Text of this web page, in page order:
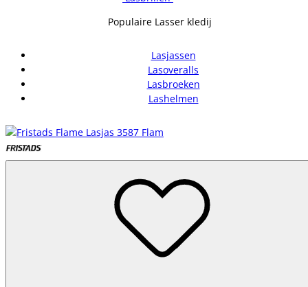
Populaire Lasser kledij
Lasjassen
Lasoveralls
Lasbroeken
Lashelmen